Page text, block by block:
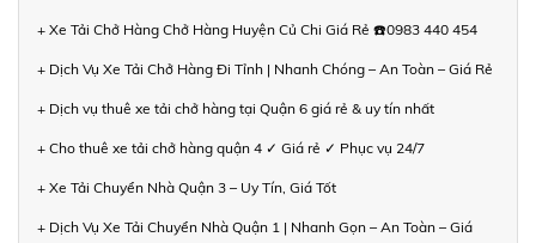
+ Xe Tải Chở Hàng Chở Hàng Huyện Củ Chi Giá Rẻ ☎️0983 440 454
+ Dịch Vụ Xe Tải Chở Hàng Đi Tỉnh | Nhanh Chóng – An Toàn – Giá Rẻ
+ Dịch vụ thuê xe tải chở hàng tại Quận 6 giá rẻ & uy tín nhất
+ Cho thuê xe tải chở hàng quận 4 ✓ Giá rẻ ✓ Phục vụ 24/7
+ Xe Tải Chuyển Nhà Quận 3 – Uy Tín, Giá Tốt
+ Dịch Vụ Xe Tải Chuyển Nhà Quận 1 | Nhanh Gọn – An Toàn – Giá